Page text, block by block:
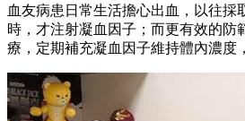
血友病患日常生活擔心出血，以往採
時，才注射凝血因子；而更有效的防
療，定期補充凝血因子維持體內濃度